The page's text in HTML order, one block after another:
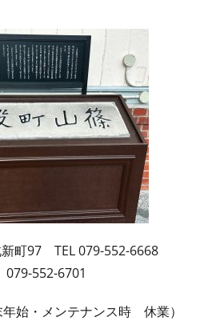
新町97 TEL 079-552-6668
552-6701
始・メンテナンス時 休業）